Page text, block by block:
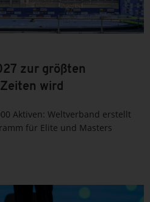
zur größten
wird
Aktiven: Weltverband erstellt
für Elite und Masters